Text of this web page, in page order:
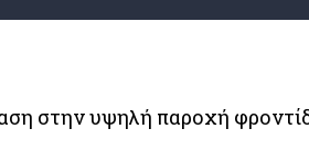
στην υψηλή παροχή